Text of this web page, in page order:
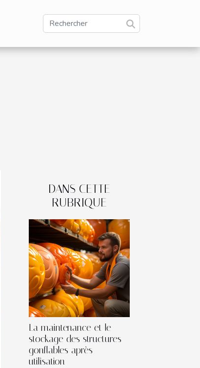
DANS CETTE
RUBRIQUE
La maintenance et le
stockage des structures
gonflables après
utilisation